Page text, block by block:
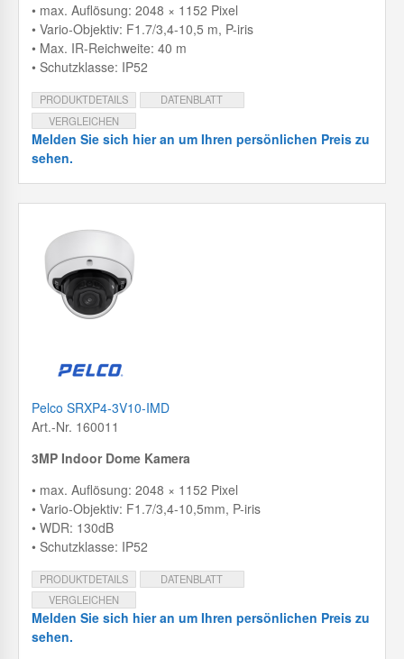
• max. Auflösung: 2048 × 1152 Pixel
• Vario-Objektiv: F1.7/3,4-10,5 m, P-iris
• Max. IR-Reichweite: 40 m
• Schutzklasse: IP52
PRODUKTDETAILS
DATENBLATT
VERGLEICHEN
Melden Sie sich hier an um Ihren persönlichen Preis zu
sehen.
Pelco SRXP4-3V10-IMD
Art.-Nr. 160011
3MP Indoor Dome Kamera
• max. Auflösung: 2048 × 1152 Pixel
• Vario-Objektiv: F1.7/3,4-10,5mm, P-iris
• WDR: 130dB
• Schutzklasse: IP52
PRODUKTDETAILS
DATENBLATT
VERGLEICHEN
Melden Sie sich hier an um Ihren persönlichen Preis zu
sehen.